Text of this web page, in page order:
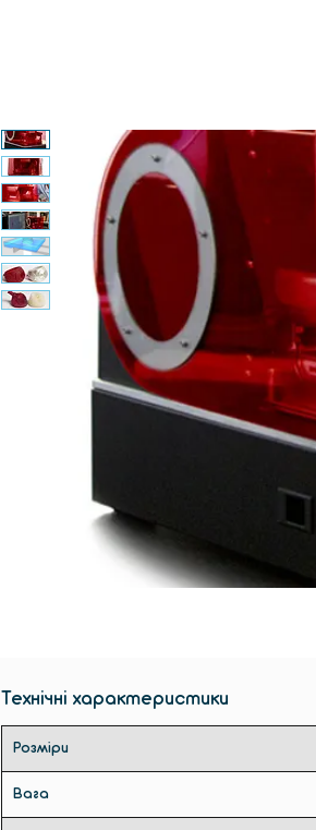
Технічні характеристики
Розміри
Вага